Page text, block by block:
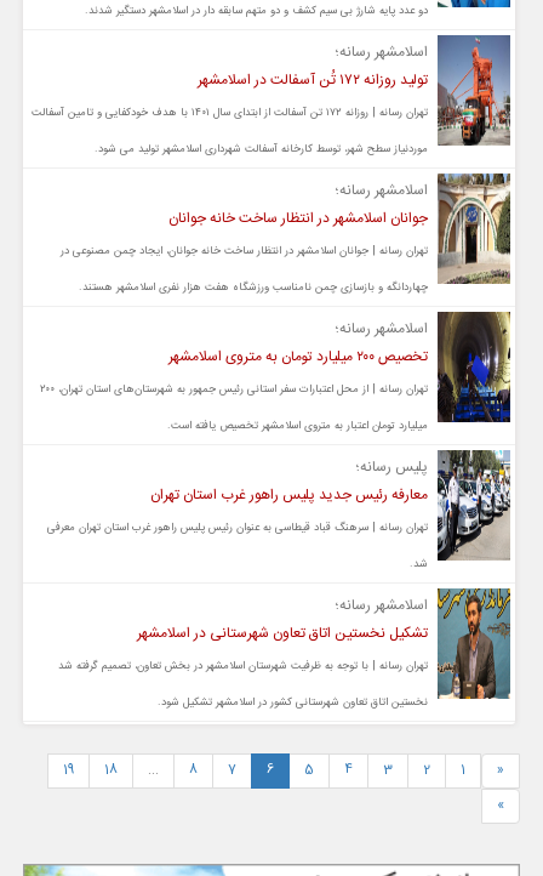
دو عدد پایه شارژ بی سیم کشف و دو متهم سابقه دار در اسلامشهر دستگیر شدند.
اسلامشهر رسانه؛
تولید روزانه ۱۷۲ تُن آسفالت در اسلامشهر
تهران رسانه | روزانه ۱۷۲ تن آسفالت از ابتدای سال ۱۴۰۱ با هدف خودکفایی و تامین آسفالت
موردنیاز سطح شهر، توسط کارخانه آسفالت شهرداری اسلامشهر تولید می شود.
اسلامشهر رسانه؛
جوانان اسلامشهر در انتظار ساخت خانه جوانان
تهران رسانه | جوانان اسلامشهر در انتظار ساخت خانه جوانان، ایجاد چمن مصنوعی در
چهاردانگه و بازسازی چمن نامناسب ورزشگاه هفت هزار نفری اسلامشهر هستند.
اسلامشهر رسانه؛
تخصیص ۲۰۰ میلیارد تومان به متروی اسلامشهر
تهران رسانه | از محل اعتبارات سفر استانی رئیس جمهور به شهرستان‌های استان تهران، ۲۰۰
میلیارد تومان اعتبار به متروی اسلامشهر تخصیص یافته است.
پلیس رسانه؛
معارفه رئیس جدید پلیس راهور غرب استان تهران
تهران رسانه | سرهنگ قباد قیطاسی به عنوان رئیس پلیس راهور غرب استان تهران معرفی
شد.
اسلامشهر رسانه؛
تشکیل نخستین اتاق تعاون شهرستانی در اسلامشهر
تهران رسانه | با توجه به ظرفیت شهرستان اسلامشهر در بخش تعاون، تصمیم گرفته شد
نخستین اتاق تعاون شهرستانی کشور در اسلامشهر تشکیل شود.
«
1
2
3
4
5
6
7
8
...
18
19
»